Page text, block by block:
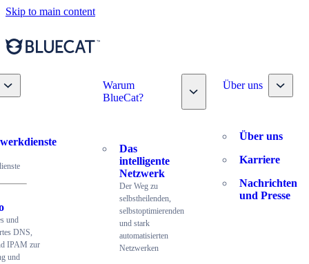
Skip to main content
Toggle nav dropdown
und
DNS,
IPAM zur
und
Warum
BlueCat?
Toggle nav dropdown
Das
intelligente
Netzwerk
Der Weg zu
selbstheilenden,
selbstoptimierenden
und stark
automatisierten
Netzwerken
Über uns Toggle
Über uns
Karriere
Nachrichten
und Presse